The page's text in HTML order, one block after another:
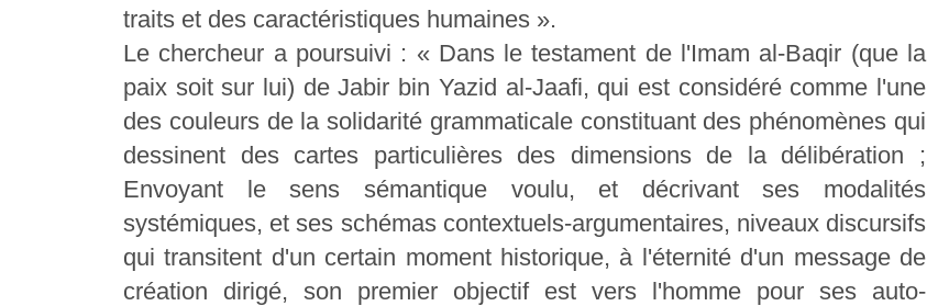
traits et des caractéristiques humaines ».
Le chercheur a poursuivi : « Dans le testament de l'Imam al-Baqir (que la
paix soit sur lui) de Jabir bin Yazid al-Jaafi, qui est considéré comme l'une
des couleurs de la solidarité grammaticale constituant des phénomènes qui
dessinent des cartes particulières des dimensions de la délibération ;
Envoyant le sens sémantique voulu, et décrivant ses modalités
systémiques, et ses schémas contextuels-argumentaires, niveaux discursifs
qui transitent d'un certain moment historique, à l'éternité d'un message de
création dirigé, son premier objectif est vers l'homme pour ses auto-